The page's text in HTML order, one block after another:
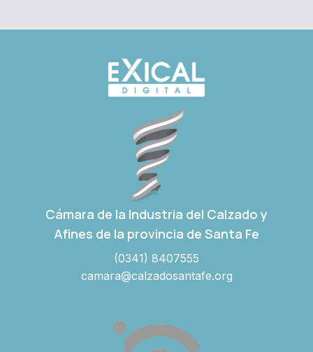
Cámara de la Industria del Calzado y
Afines de la provincia de Santa Fe
(0341) 8407555
camara@calzadosantafe.org